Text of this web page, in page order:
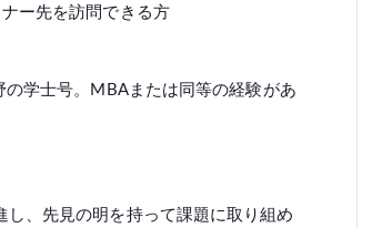
ー先を訪問できる方
学士号。MBAまたは同等の経験があ
、先見の明を持って課題に取り組め